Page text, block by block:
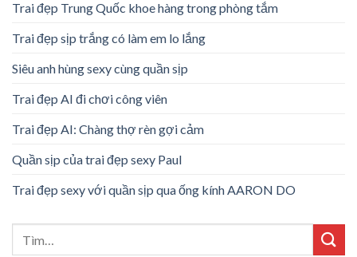
Trai đẹp Trung Quốc khoe hàng trong phòng tắm
Trai đẹp sịp trắng có làm em lo lắng
Siêu anh hùng sexy cùng quần sịp
Trai đẹp AI đi chơi công viên
Trai đẹp AI: Chàng thợ rèn gợi cảm
Quần sịp của trai đẹp sexy Paul
Trai đẹp sexy với quần sịp qua ống kính AARON DO